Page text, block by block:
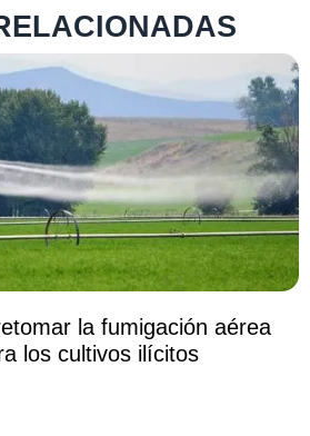
la fumigación aérea
los cultivos ilícitos